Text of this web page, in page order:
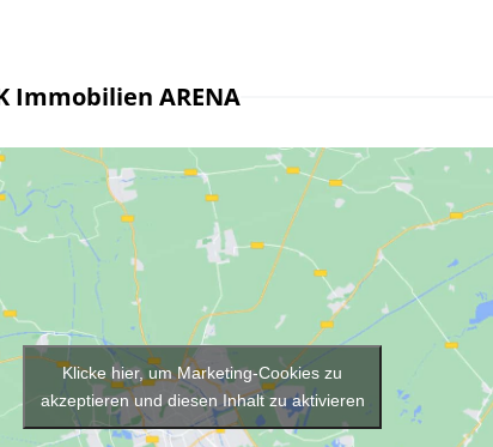
Immobilien ARENA
Klicke hier, um Marketing-Cookies zu
akzeptieren und diesen Inhalt zu aktivieren